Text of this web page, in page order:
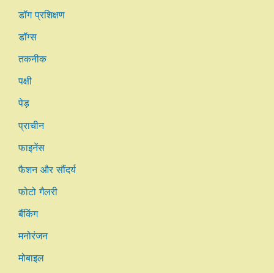
डॉग प्रशिक्षण
डॉग्स
तकनीक
पक्षी
पेड़
प्राचीन
फाइनेंस
फैशन और सौंदर्य
फोटो गैलरी
बैंकिंग
मनोरंजन
मोबाइल